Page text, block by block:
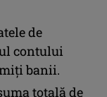
de
contului
banii.
totală de